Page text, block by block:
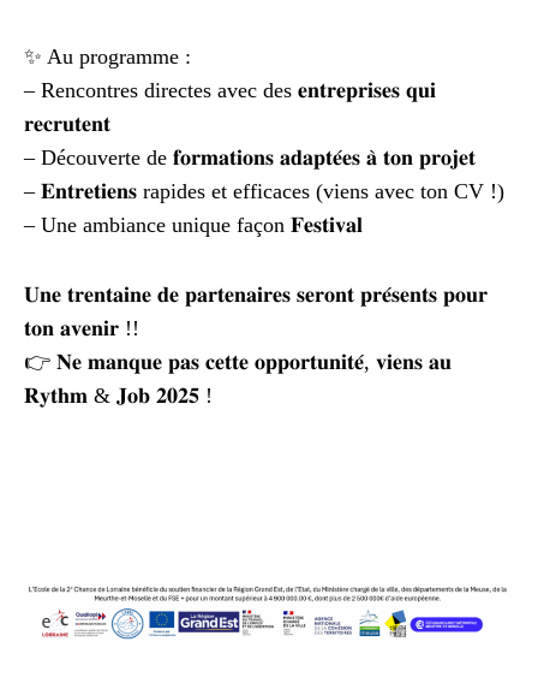
✨ Au programme :
– Rencontres directes avec des 𝐞𝐧𝐭𝐫𝐞𝐩𝐫𝐢𝐬𝐞𝐬 𝐪𝐮𝐢
𝐫𝐞𝐜𝐫𝐮𝐭𝐞𝐧𝐭
– Découverte de 𝐟𝐨𝐫𝐦𝐚𝐭𝐢𝐨𝐧𝐬 𝐚𝐝𝐚𝐩𝐭𝐞́𝐞𝐬 𝐚̀ 𝐭𝐨𝐧 𝐩𝐫𝐨𝐣𝐞𝐭
– 𝐄𝐧𝐭𝐫𝐞𝐭𝐢𝐞𝐧𝐬 rapides et efficaces (viens avec ton CV !)
– Une ambiance unique façon 𝐅𝐞𝐬𝐭𝐢𝐯𝐚𝐥
𝐔𝐧𝐞 𝐭𝐫𝐞𝐧𝐭𝐚𝐢𝐧𝐞 𝐝𝐞 𝐩𝐚𝐫𝐭𝐞𝐧𝐚𝐢𝐫𝐞𝐬 𝐬𝐞𝐫𝐨𝐧𝐭 𝐩𝐫𝐞́𝐬𝐞𝐧𝐭𝐬 𝐩𝐨𝐮𝐫
𝐭𝐨𝐧 𝐚𝐯𝐞𝐧𝐢𝐫 !!
👉 𝐍𝐞 𝐦𝐚𝐧𝐪𝐮𝐞 𝐩𝐚𝐬 𝐜𝐞𝐭𝐭𝐞 𝐨𝐩𝐩𝐨𝐫𝐭𝐮𝐧𝐢𝐭𝐞́, 𝐯𝐢𝐞𝐧𝐬 𝐚𝐮
𝐑𝐲𝐭𝐡𝐦 & 𝐉𝐨𝐛 𝟐𝟎𝟐𝟓 !